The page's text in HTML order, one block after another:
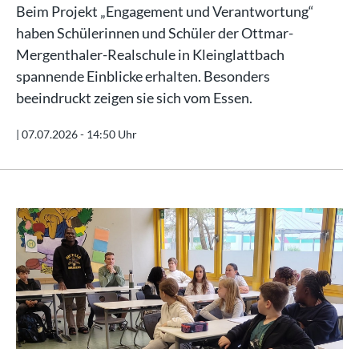
Beim Projekt „Engagement und Verantwortung“
haben Schülerinnen und Schüler der Ottmar-
Mergenthaler-Realschule in Kleinglattbach
spannende Einblicke erhalten. Besonders
beeindruckt zeigen sie sich vom Essen.
| 07.07.2026 - 14:50 Uhr